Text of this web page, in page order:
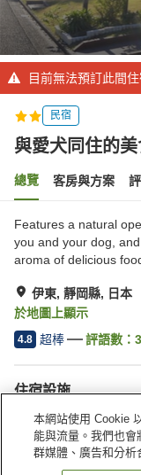
目前無法預訂此間住
民宿
與愛犬同住的
總覽 客房與方案
Features a natural
you and your dog,
aroma of delicious
伊東, 靜岡縣, 日本
於地圖上顯示
4.8 超棒 評語數：
住宿設施
停車場
商店
本網站使用 Cookie
能與流量。我們也
群媒體、廣告和分析